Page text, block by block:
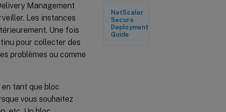
Management
Les instances
Une fois
pour collecter des
problèmes ou comme
tant que bloc
vous souhaitez
NetScaler
Secure
Deployment
Guide